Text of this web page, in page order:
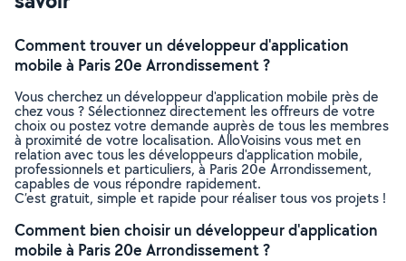
Comment trouver un développeur d'application
mobile à Paris 20e Arrondissement ?
Vous cherchez un développeur d'application mobile près de
chez vous ? Sélectionnez directement les offreurs de votre
choix ou postez votre demande auprès de tous les membres
à proximité de votre localisation. AlloVoisins vous met en
relation avec tous les développeurs d'application mobile,
professionnels et particuliers, à Paris 20e Arrondissement,
capables de vous répondre rapidement.
C’est gratuit, simple et rapide pour réaliser tous vos projets !
Comment bien choisir un développeur d'application
mobile à Paris 20e Arrondissement ?